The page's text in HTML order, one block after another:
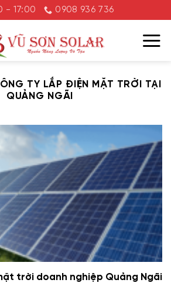
- 17:00 0908 936 736
TY LẮP ĐIỆN MẶT TRỜI TẠI
QUẢNG NGÃI
trời doanh nghiệp Quảng Ngãi